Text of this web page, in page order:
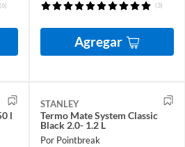
(6) (3)
Agregar
l
STANLEY
Termo Mate System Classic
Black 2.0- 1.2 L
Por Pointbreak